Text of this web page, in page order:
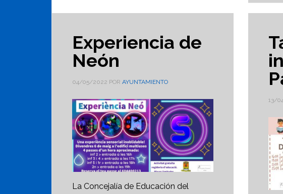
Experiencia de
Neón
04/05/2022 POR AYUNTAMIENTO
La Concejalía de Educación del
13/